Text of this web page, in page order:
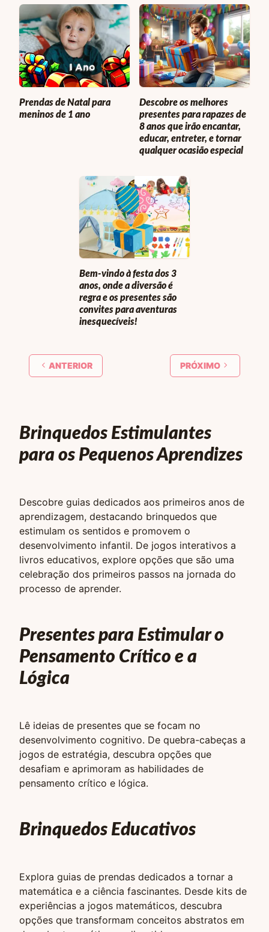
Prendas de Natal para
meninos de 1 ano
Descobre os melhores
presentes para rapazes de
8 anos que irão encantar,
educar, entreter, e tornar
qualquer ocasião especial
Bem-vindo à festa dos 3
anos, onde a diversão é
regra e os presentes são
convites para aventuras
inesquecíveis!
ANTERIOR PRÓXIMO
Brinquedos Estimulantes
para os Pequenos Aprendizes
Descobre guias dedicados aos primeiros anos de
aprendizagem, destacando brinquedos que
estimulam os sentidos e promovem o
desenvolvimento infantil. De jogos interativos a
livros educativos, explore opções que são uma
celebração dos primeiros passos na jornada do
processo de aprender.
Presentes para Estimular o
Pensamento Crítico e a
Lógica
Lê ideias de presentes que se focam no
desenvolvimento cognitivo. De quebra-cabeças a
jogos de estratégia, descubra opções que
desafiam e aprimoram as habilidades de
pensamento crítico e lógica.
Brinquedos Educativos
Explora guias de prendas dedicados a tornar a
matemática e a ciência fascinantes. Desde kits de
experiências a jogos matemáticos, descubra
opções que transformam conceitos abstratos em